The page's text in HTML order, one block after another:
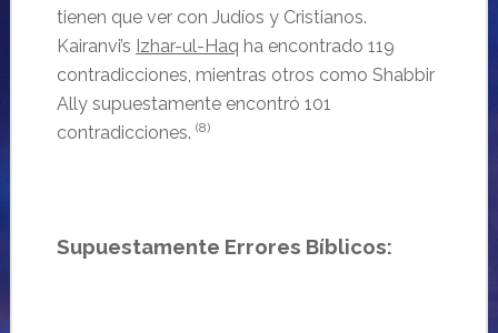
tienen que ver con Judíos y Cristianos.
Kairanvi’s Izhar-ul-Haq ha encontrado 119
contradicciones, mientras otros como Shabbir
Ally supuestamente encontró 101
contradicciones. (8)
Supuestamente Errores Bíblicos: